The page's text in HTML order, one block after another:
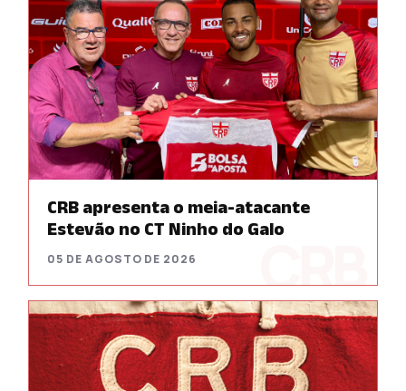
CRB apresenta o meia-atacante
Estevão no CT Ninho do Galo
05 DE AGOSTO DE 2026